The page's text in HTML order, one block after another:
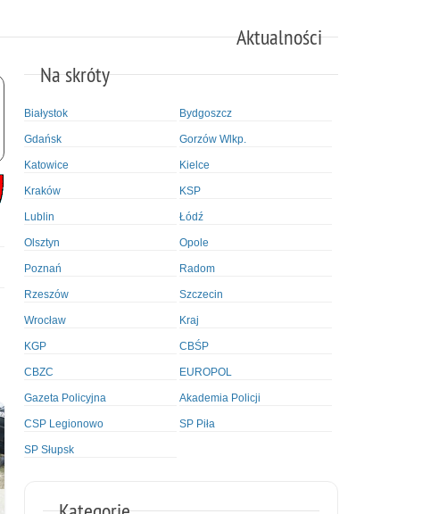
Aktualności
Na skróty
Białystok Bydgoszcz
Gdańsk Gorzów Wlkp.
Katowice Kielce
Kraków KSP
Lublin Łódź
Olsztyn Opole
Poznań Radom
Rzeszów Szczecin
Wrocław Kraj
KGP CBŚP
CBZC EUROPOL
Gazeta Policyjna Akademia Policji
CSP Legionowo SP Piła
SP Słupsk